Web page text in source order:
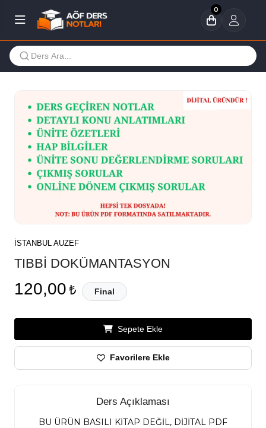
0
İSTANBUL AUZEF
TIBBİ DOKÜMANTASYON
120,00 ₺ Final
Sepete Ekle
Favorilere Ekle
Ders Açıklaması
BU ÜRÜN BASILI KİTAP DEĞİL, DİJİTAL PDF